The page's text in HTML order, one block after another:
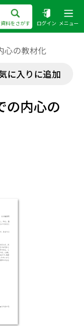
資料をさがす ログイン メニュー
心の教材化
に入りに追加
の内心の